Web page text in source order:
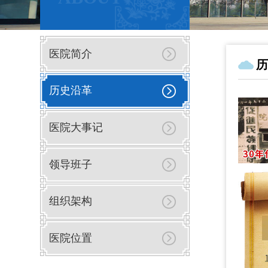
医院简介
历史沿革
医院大事记
领导班子
组织架构
医院位置